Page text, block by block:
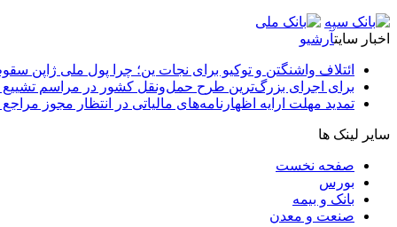
اخبار سایتآرشیو
ائتلاف واشنگتن و توکیو برای نجات ین؛ چرا پول ملی ژاپن
برای اجرای بزرگ‌ترین طرح حمل‌ونقل کشور در مراسم تشییع
تمدید مهلت ارایه اظهارنامه‌های مالیاتی در انتظار مجوز
سایر لینک ها
صفحه نخست
بورس
بانک و بیمه
صنعت و معدن